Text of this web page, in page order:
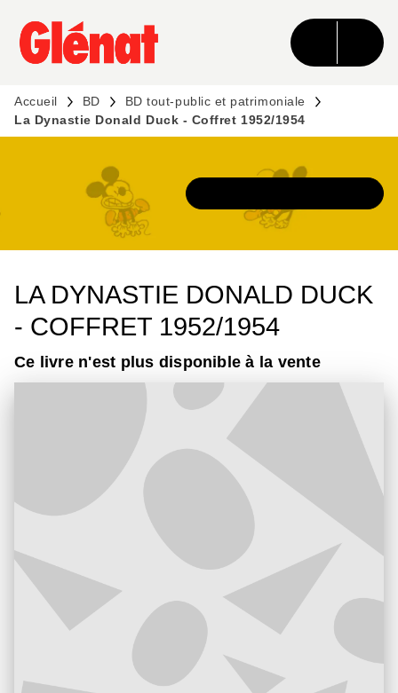
MENU RECHERCHE CONTENU
PIED DE PAGE
Accueil BD
BD tout-public et patrimoniale
La Dynastie Donald Duck - Coffret 1952/1954
LA DYNASTIE DONALD DUCK
- COFFRET 1952/1954
Ce livre n'est plus disponible à la vente